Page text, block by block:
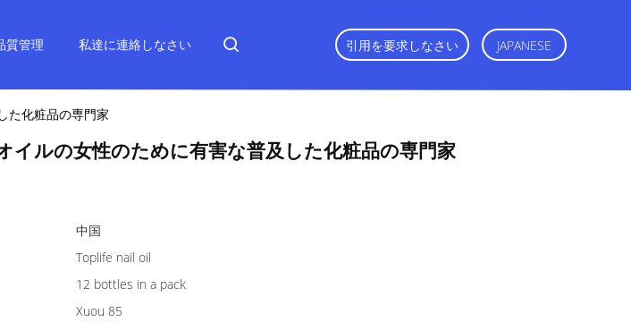
質管理 私達に連絡しなさい 引用を要求しなさい JAPANESE
た化粧品の専門家
イルの女性のために有害な普及した化粧品の専門家
中国
Toplife nail oil
12 bottles in a pack
Xuou 85